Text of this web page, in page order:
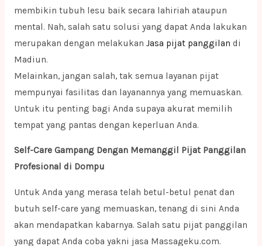
membikin tubuh lesu baik secara lahiriah ataupun
mental. Nah, salah satu solusi yang dapat Anda lakukan
merupakan dengan melakukan Jasa pijat panggilan di
Madiun.
Melainkan, jangan salah, tak semua layanan pijat
mempunyai fasilitas dan layanannya yang memuaskan.
Untuk itu penting bagi Anda supaya akurat memilih
tempat yang pantas dengan keperluan Anda.
Self-Care Gampang Dengan Memanggil Pijat Panggilan
Profesional di Dompu
Untuk Anda yang merasa telah betul-betul penat dan
butuh self-care yang memuaskan, tenang di sini Anda
akan mendapatkan kabarnya. Salah satu pijat panggilan
yang dapat Anda coba yakni jasa Massageku.com.